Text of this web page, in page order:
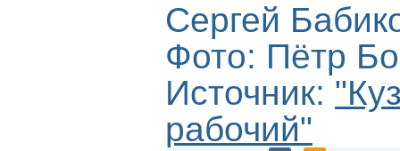
Сергей
Фото: Пётр
Источник:
рабочий"